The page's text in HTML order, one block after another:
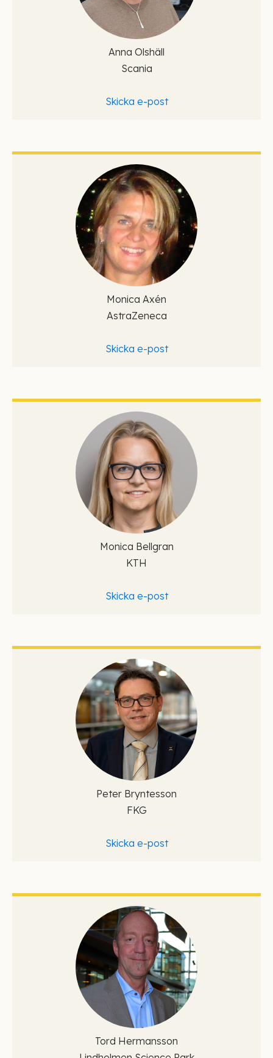
Anna Olshäll
Scania
Skicka e-post
Monica Axén
AstraZeneca
Skicka e-post
Monica Bellgran
KTH
Skicka e-post
Peter Bryntesson
FKG
Skicka e-post
Tord Hermansson